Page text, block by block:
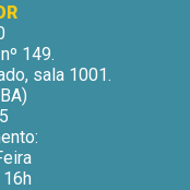
149.
sala 1001.